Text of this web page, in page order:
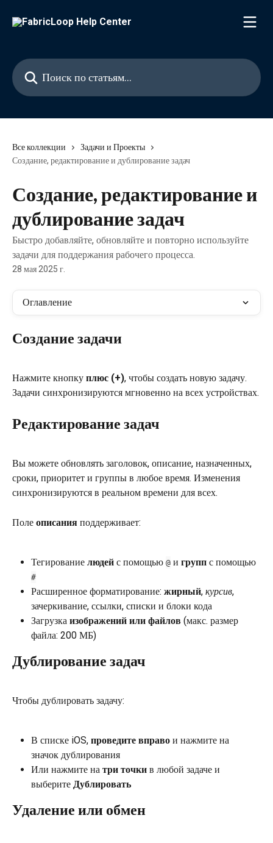
Поиск по статьям...
Все коллекции
Задачи и Проекты
Создание, редактирование и дублирование задач
Создание, редактирование и
дублирование задач
Быстро добавляйте, обновляйте и повторно используйте
задачи для поддержания рабочего процесса.
28 мая 2025 г.
Оглавление
Создание задачи
Нажмите кнопку плюс (+), чтобы создать новую задачу.
Задачи синхронизируются мгновенно на всех устройствах.
Редактирование задач
Вы можете обновлять заголовок, описание, назначенных,
сроки, приоритет и группы в любое время. Изменения
синхронизируются в реальном времени для всех.
Поле описания поддерживает:
Тегирование людей с помощью @ и групп с помощью
#
Расширенное форматирование: жирный, курсив,
зачеркивание, ссылки, списки и блоки кода
Загрузка изображений или файлов (макс. размер
файла: 200 МБ)
Дублирование задач
Чтобы дублировать задачу:
В списке iOS, проведите вправо и нажмите на
значок дублирования
Или нажмите на три точки в любой задаче и
выберите Дублировать
Удаление или обмен